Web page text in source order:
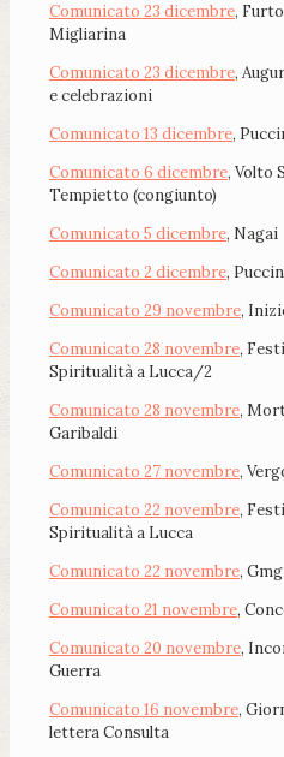
Comunicato 23 dicembre,
Migliarina
Comunicato 23 dicembre,
e celebrazioni
Comunicato 13 dicembre,
Comunicato 6 dicembre, Volto
Tempietto (congiunto)
Comunicato 5 dicembre, Nagai
Comunicato 2 dicembre,
Comunicato 29 novembre,
Comunicato 28 novembre,
Spiritualità a Lucca/2
Comunicato 28 novembre,
Garibaldi
Comunicato 27 novembre,
Comunicato 22 novembre,
Spiritualità a Lucca
Comunicato 22 novembre,
Comunicato 21 novembre,
Comunicato 20 novembre,
Guerra
Comunicato 16 novembre,
lettera Consulta